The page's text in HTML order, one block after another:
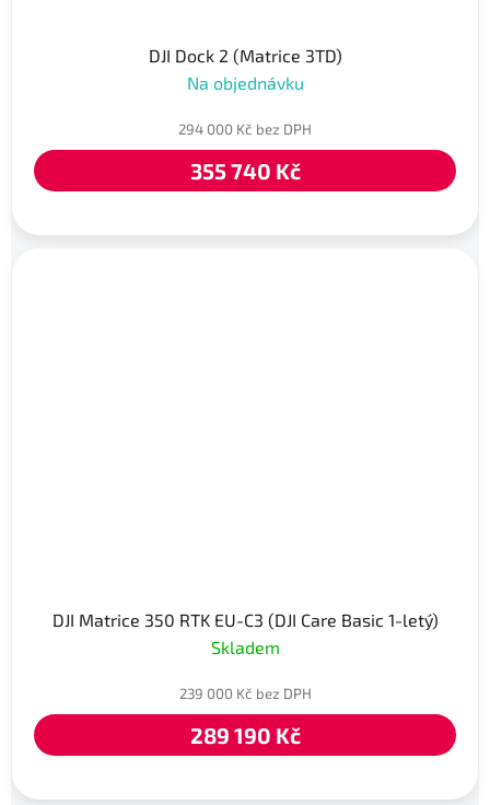
DJI Dock 2 (Matrice 3TD)
Na objednávku
294 000 Kč bez DPH
355 740 Kč
DJI Matrice 350 RTK EU-C3 (DJI Care Basic 1-letý)
Skladem
239 000 Kč bez DPH
289 190 Kč